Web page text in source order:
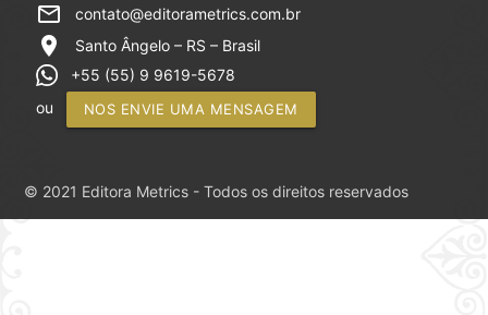
mail_outline contato@editorametrics.com.br
location_on
Santo Ângelo – RS – Brasil
+55 (55) 9 9619-5678
ou
NOS ENVIE UMA MENSAGEM
© 2021 Editora Metrics - Todos os direitos reservados